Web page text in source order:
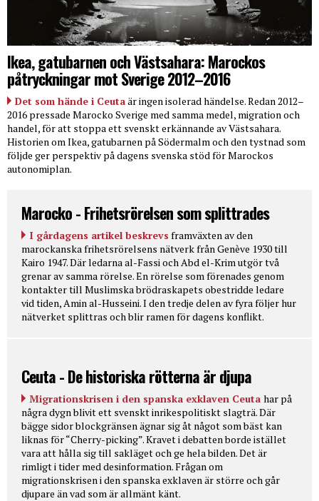
Ikea, gatubarnen och Västsahara: Marockos
påtryckningar mot Sverige 2012–2016
Det som hände i Ceutaär ingen isolerad händelse. Redan 2012–
2016 pressade Marocko Sverige med samma medel, migration och
handel, för att stoppa ett svenskt erkännande av Västsahara.
Historien om Ikea, gatubarnen på Södermalm och den tystnad som
följde ger perspektiv på dagens svenska stöd för Marockos
autonomiplan.
Marocko - Frihetsrörelsen som splittrades
I gårdagens artikel beskrevs framväxten av den
marockanska frihetsrörelsens nätverk från Genève 1930 till
Kairo 1947. Där ledarna al-Fassi och Abd el-Krim utgör två
grenar av samma rörelse. En rörelse som förenades genom
kontakter till Muslimska brödraskapets obestridde ledare
vid tiden, Amin al-Husseini. I den tredje delen av fyra följer hur
nätverket splittras och blir ramen för dagens konflikt.
Ceuta - De historiska rötterna är djupa
Migrationskrisen i den spanska exklaven Ceuta har på
några dygn blivit ett svenskt inrikespolitiskt slagträ. Där
bägge sidor blockgränsen ägnar sig åt något som bäst kan
liknas för “Cherry-picking”. Kravet i debatten borde istället
vara att hålla sig till sakläget och ge hela bilden. Det är
rimligt i tider med desinformation. Frågan om
migrationskrisen i den spanska exklaven är större och går
djupare än vad som är allmänt känt.